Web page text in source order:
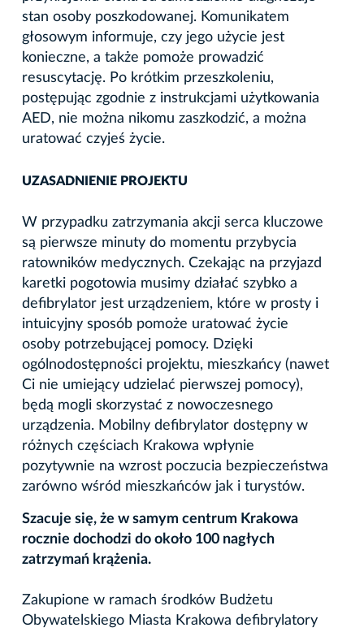
stan osoby poszkodowanej. Komunikatem
głosowym informuje, czy jego użycie jest
konieczne, a także pomoże prowadzić
resuscytację. Po krótkim przeszkoleniu,
postępując zgodnie z instrukcjami użytkowania
AED, nie można nikomu zaszkodzić, a można
uratować czyjeś życie.
UZASADNIENIE PROJEKTU
W przypadku zatrzymania akcji serca kluczowe
są pierwsze minuty do momentu przybycia
ratowników medycznych. Czekając na przyjazd
karetki pogotowia musimy działać szybko a
defibrylator jest urządzeniem, które w prosty i
intuicyjny sposób pomoże uratować życie
osoby potrzebującej pomocy. Dzięki
ogólnodostępności projektu, mieszkańcy (nawet
Ci nie umiejący udzielać pierwszej pomocy),
będą mogli skorzystać z nowoczesnego
urządzenia. Mobilny defibrylator dostępny w
różnych częściach Krakowa wpłynie
pozytywnie na wzrost poczucia bezpieczeństwa
zarówno wśród mieszkańców jak i turystów.
Szacuje się, że w samym centrum Krakowa
rocznie dochodzi do około 100 nagłych
zatrzymań krążenia.
Zakupione w ramach środków Budżetu
Obywatelskiego Miasta Krakowa defibrylatory